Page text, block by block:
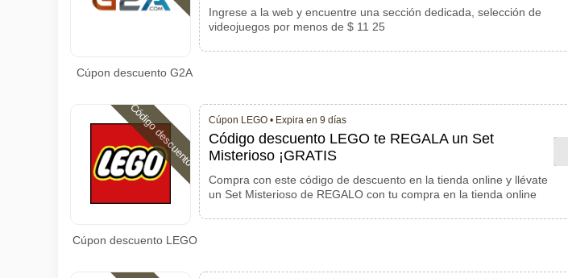
Cúpon descuento G2A
Ingrese a la web y encuentre una sección dedicada, selección de
videojuegos por menos de $ 11 25
Código descuento
Cúpon descuento LEGO
Cúpon LEGO • Expira en 9 días
Código descuento LEGO te REGALA un Set
Misterioso ¡GRATIS
Compra con este código de descuento en la tienda online y llévate
un Set Misterioso de REGALO con tu compra en la tienda online